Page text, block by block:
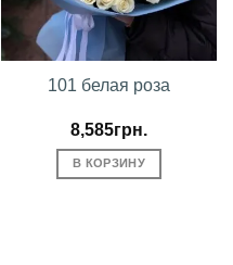
101 белая роза
8,585грн.
В КОРЗИНУ